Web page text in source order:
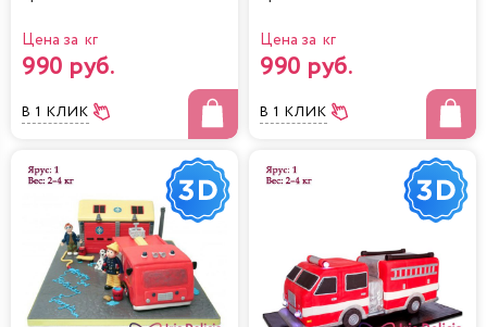
Цена за кг
990 руб.
В 1 КЛИК
Цена за кг
990 руб.
В 1 КЛИК